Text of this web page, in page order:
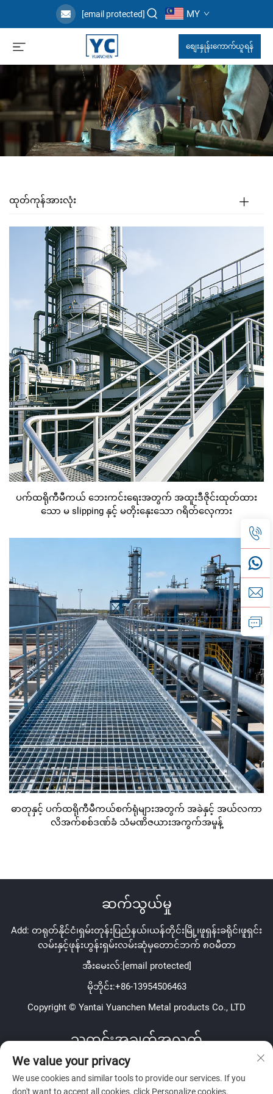
[email protected] MY
စျေးနှုန်းကောက်ယူရန်
ထုတ်ကုန်အားလုံး
ပက်ထရိုကီမီကယ် ဘေးကင်းရေးအတွက် အထူးဒီဇိုင်းထုတ်ထား
သော မ slipping နှင့် မတိုးနှေးသော ဂရိတ်လှေကား
ဓာတုနှင့် ပက်ထရိုကီမီကယ်စက်ရုံများအတွက် အခဲနှင့် အယ်လကာ
လိအက်စစ်ဒဏ်ခံ သံမဏိဇယားအကွက်အမှုန့်
ဆက်သွယ်မှု
Add: တရုတ်နိုင်ငံ၊ရှမ်းတုန်းပြည်နယ်၊ယန်တိုင်းမြို့၊ဖူရှန်းခရိုင်၊ဖူရှင်း
လမ်းနှင့်ဖုန်းဟွန်းရှမ်းလမ်းဆုံမှတောင်ဘက် ၈၀မီတာ
အီးမေးလ်:[email protected]
မိုဘိုင်း:+86-13954506463
Copyright © Yantai Yuanchen Metal products Co., LTD
သတင်းအချက်အလက်
ကျွန်ုပ်တို့၏အပတ်စဉ်သတင်းလွှာကို လက်ခံရရှိရန် စာရင်းသွင်းပါ။
We value your privacy
We use cookies and similar tools to provide our services. If you
don't want to accept all cookies, click Personalize cookies.